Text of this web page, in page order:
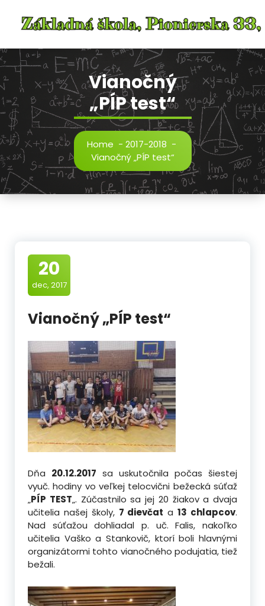
content
Vianočný
„PÍP test“
Home - 2017-2018 -
Vianočný „PÍP test“
20
dec, 2017
Vianočný „PÍP test“
Dňa 20.12.2017 sa uskutočnila počas šiestej
vyuč. hodiny vo veľkej telocvični bežecká súťaž
„PÍP TEST„. Zúčastnilo sa jej 20 žiakov a dvaja
učitelia našej školy, 7 dievčat a13 chlapcov.
Nad súťažou dohliadal p. uč. Falis, nakoľko
učitelia Vaško a Stankovič, ktorí boli hlavnými
organizátormi tohto vianočného podujatia, tiež
bežali.